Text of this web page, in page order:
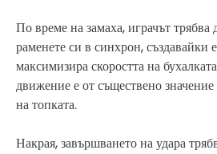
По време на замаха, играчът трябва
раменете си в синхрон,
максимизира скоростта на
движение е от съществено
на топката.
Накрая, завършването на удара